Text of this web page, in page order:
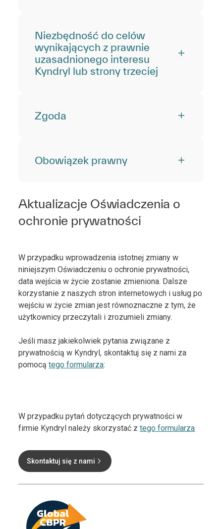
Niezbędność do celów
wynikających z prawnie
uzasadnionego interesu
Kyndryl lub strony trzeciej
Zgoda
Obowiązek prawny
Aktualizacje Oświadczenia o
ochronie prywatności
W przypadku wprowadzenia istotnej zmiany w
niniejszym Oświadczeniu o ochronie prywatności,
data wejścia w życie zostanie zmieniona. Dalsze
korzystanie z naszych stron internetowych i usług po
wejściu w życie zmian jest równoznaczne z tym, że
użytkownicy przeczytali i zrozumieli zmiany.
Jeśli masz jakiekolwiek pytania związane z
prywatnością w Kyndryl, skontaktuj się z nami za
pomocątegoformularza:
W przypadku pytań dotyczących prywatności w
firmie Kyndryl należy skorzystać ztego formularza
Skontaktuj się z nami